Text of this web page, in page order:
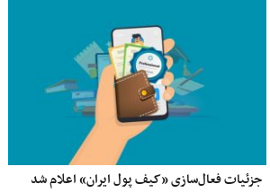
جزئیات فعال‌سازی «کیف پول ایران» اعلام شد